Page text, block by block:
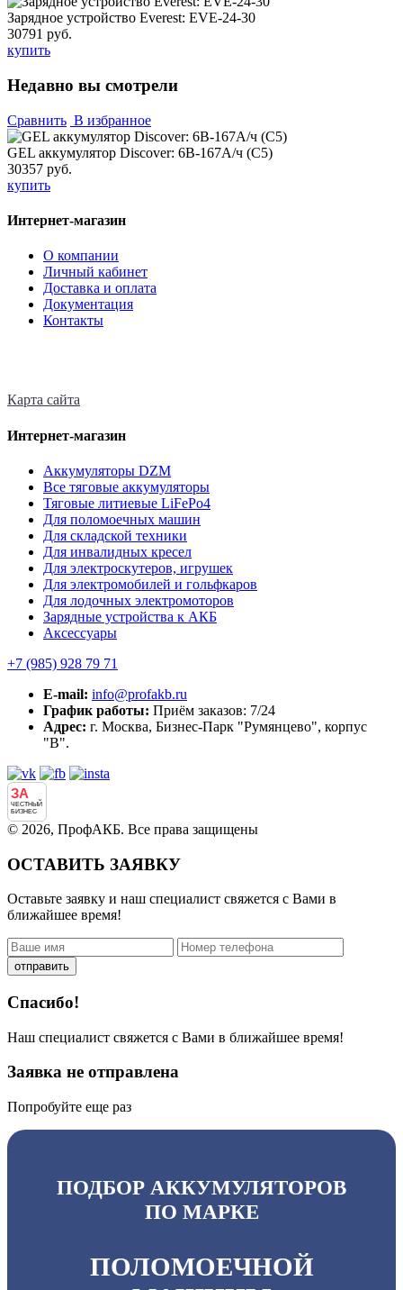
Зарядное устройство Everest: EVE-24-30
30791 руб.
купить
Недавно вы смотрели
Сравнить В избранное
GEL аккумулятор Discover: 6В-167А/ч (С5)
30357 руб.
купить
Интернет-магазин
О компании
Личный кабинет
Доставка и оплата
Документация
Контакты
Карта сайта
Интернет-магазин
Аккумуляторы DZM
Все тяговые аккумуляторы
Тяговые литиевые LiFePo4
Для поломоечных машин
Для складской техники
Для инвалидных кресел
Для электроскутеров, игрушек
Для электромобилей и гольфкаров
Для лодочных электромоторов
Зарядные устройства к АКБ
Аксессуары
+7 (985) 928 79 71
E-mail: info@profakb.ru
График работы: Приём заказов: 7/24
Адрес: г. Москва, Бизнес-Парк "Румянцево", корпус
"В".
ЗА
ЧЕСТНЫЙ
БИЗНЕС
© 2026, ПрофАКБ. Все права защищены
ОСТАВИТЬ ЗАЯВКУ
Оставьте заявку и наш специалист свяжется с Вами в
ближайшее время!
отправить
Спасибо!
Наш специалист свяжется с Вами в ближайшее время!
Заявка не отправлена
Попробуйте еще раз
ПОДБОР АККУМУЛЯТОРОВ
ПО МАРКЕ
ПОЛОМОЕЧНОЙ